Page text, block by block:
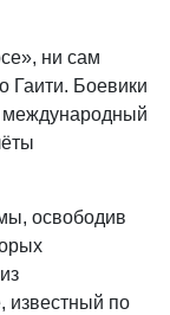
ни сам
Гаити. Боевики
международный
освободив
известный по